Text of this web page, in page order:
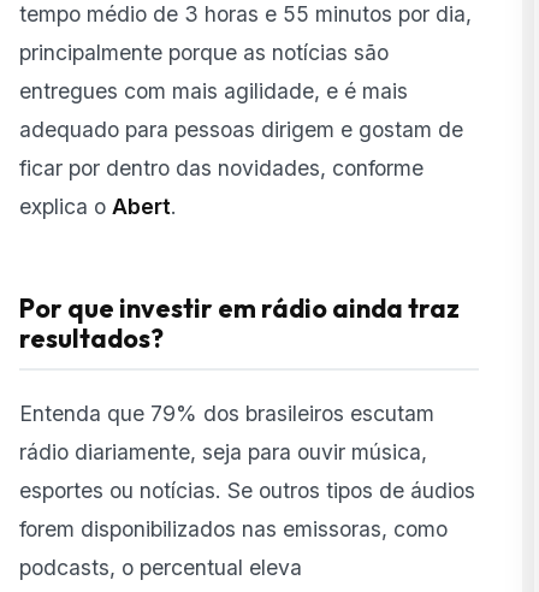
tempo médio de 3 horas e 55 minutos por dia,
principalmente porque as notícias são
entregues com mais agilidade, e é mais
adequado para pessoas dirigem e gostam de
ficar por dentro das novidades, conforme
explica o Abert.
Por que investir em rádio ainda traz
resultados?
Entenda que 79% dos brasileiros escutam
rádio diariamente, seja para ouvir música,
esportes ou notícias. Se outros tipos de áudios
forem disponibilizados nas emissoras, como
podcasts, o percentual eleva